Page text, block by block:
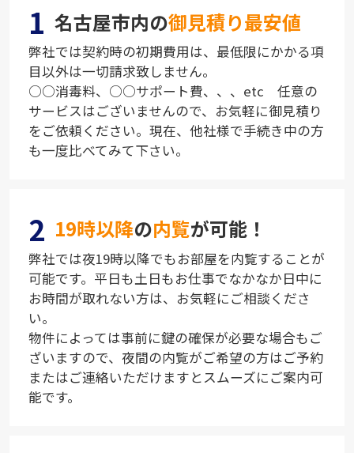
1 名古屋市内の御見積り最安値
弊社では契約時の初期費用は、最低限にかかる項
目以外は一切請求致しません。
○○消毒料、○○サポート費、、、etc 任意の
サービスはございませんので、お気軽に御見積り
をご依頼ください。現在、他社様で手続き中の方
も一度比べてみて下さい。
2 19時以降の内覧が可能！
弊社では夜19時以降でもお部屋を内覧することが
可能です。平日も土日もお仕事でなかなか日中に
お時間が取れない方は、お気軽にご相談くださ
い。
物件によっては事前に鍵の確保が必要な場合もご
ざいますので、夜間の内覧がご希望の方はご予約
またはご連絡いただけますとスムーズにご案内可
能です。